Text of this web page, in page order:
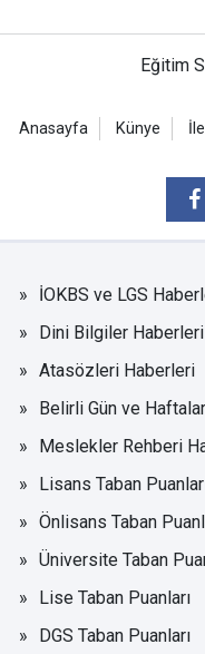
Eğitim
Anasayfa Künye
İOKBS ve LGS
Dini Bilgiler Haberleri
Atasözleri Haberleri
Belirli Gün ve Haftalar
Meslekler Rehberi
Lisans Taban
Önlisans Taban
Üniversite Taban
Lise Taban Puanları
DGS Taban Puanları